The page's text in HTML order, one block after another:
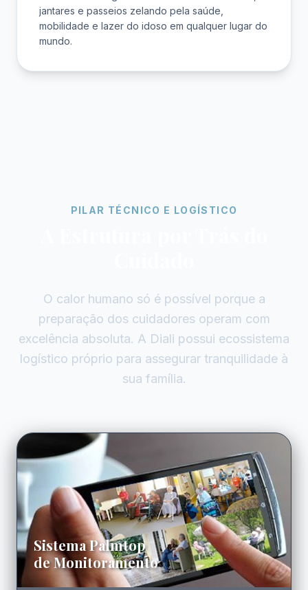
jantares e passeios zelando pela saúde,
mobilidade e lazer do idoso em qualquer lugar do
mundo.
PILAR TÉCNICO E LOGÍSTICO
O calor humano só é possível porque a
preparação dos cuidadores operam com
excelência absoluta. A Diali possui ecossistema
logístico próprio para assegurar tranquilidade à
sua família.
Sistema Palmtop
de Monitoramento